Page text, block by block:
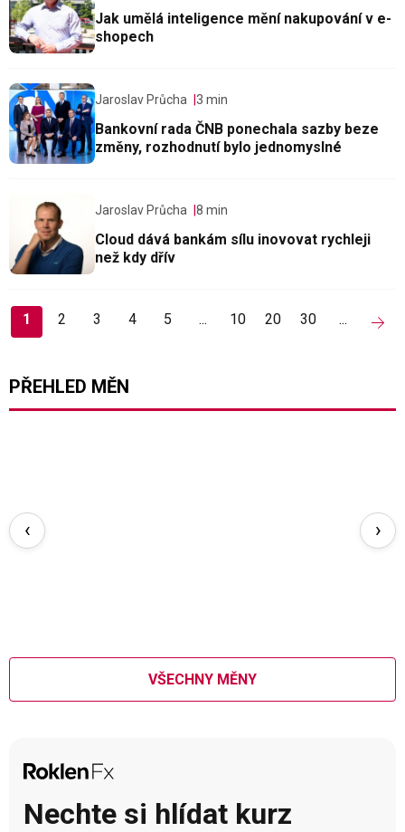
Jak umělá inteligence mění nakupování v e-
shopech
Jaroslav Průcha 3 min
Bankovní rada ČNB ponechala sazby beze
změny, rozhodnutí bylo jednomyslné
Jaroslav Průcha 8 min
Cloud dává bankám sílu inovovat rychleji
než kdy dřív
1 2 3 4 5 ... 10 20 30 ...
PŘEHLED MĚN
‹ ›
VŠECHNY MĚNY
Nechte si hlídat kurz